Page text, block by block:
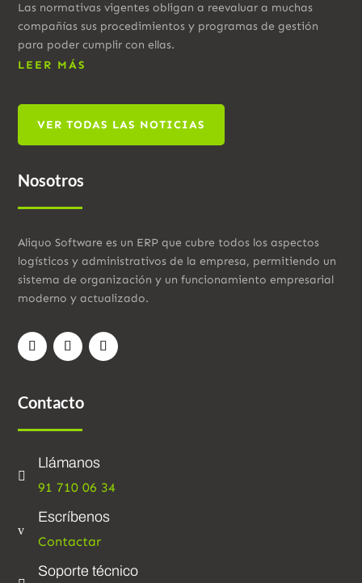
Las normativas vigentes obligan a reevaluar a muchas
compañías sus procedimientos y programas de gestión
para poder cumplir con ellas.
LEER MÁS
VER TODAS LAS NOTICIAS
Nosotros
Aliquo Software es un ERP que cubre todos los aspectos
logísticos y administrativos de la empresa, permitiendo un
sistema de organización y un funcionamiento empresarial
moderno y actualizado.
Contacto

Llámanos
91 710 06 34
v
Escríbenos
Contactar
Soporte técnico